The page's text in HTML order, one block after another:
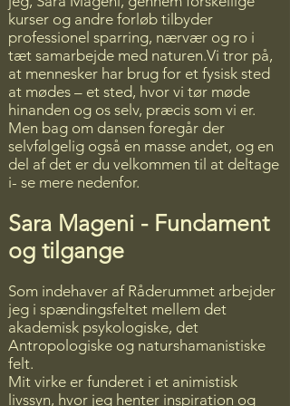
Kairos-Rejsen: At folde
nuet ud
- Tilbydes individuelt eller i
grupper.
– Mikroanalytiske forløb om Nuets
Med afsæt i teorier om Kronos (den
lineære tid) og Kairos (det meningsfulde
ned i dine udvalgte livs fortællinger.
Gennem mikroanalytiske interviews og
en konstruktivistisk tilgang undersøger
vi, hvordan vi ,gennem denne
bevidsthedsgørelse, kan skabe mere
råderum i hverdagen og dermed blive
klogere på, hvordan du kan folde Nuets
kurser og andre forløb tilbyder
professionel sparring, nærvær og ro i
tæt samarbejde med naturen.Vi tror på,
at mennesker har brug for et fysisk sted
at mødes – et sted, hvor vi tør møde
hinanden og os selv, præcis som vi er.
Men bag om dansen foregår der
selvfølgelig også en masse andet, og en
del af det er du velkommen til at deltage
i- se mere nedenfor.
Sara Mageni - Fundament
og tilgange
Som indehaver af Råderummet arbejder
jeg i spændingsfeltet mellem det
akademisk psykologiske, det
Antropologiske og naturshamanistiske
felt.
Mit virke er funderet i et animistisk
livssyn, hvor jeg henter inspiration og